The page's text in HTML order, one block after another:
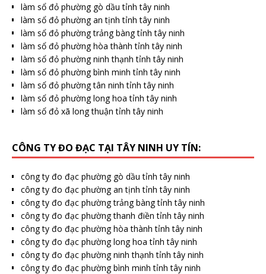
làm sổ đỏ phường gò dầu tỉnh tây ninh
làm sổ đỏ phường an tịnh tỉnh tây ninh
làm sổ đỏ phường trảng bàng tỉnh tây ninh
làm sổ đỏ phường hòa thành tỉnh tây ninh
làm sổ đỏ phường ninh thạnh tỉnh tây ninh
làm sổ đỏ phường bình minh tỉnh tây ninh
làm sổ đỏ phường tân ninh tỉnh tây ninh
làm sổ đỏ phường long hoa tỉnh tây ninh
làm sổ đỏ xã long thuận tỉnh tây ninh
CÔNG TY ĐO ĐẠC TẠI TÂY NINH UY TÍN:
công ty đo đạc phường gò dầu tỉnh tây ninh
công ty đo đạc phường an tịnh tỉnh tây ninh
công ty đo đạc phường trảng bàng tỉnh tây ninh
công ty đo đạc phường thanh điền tỉnh tây ninh
công ty đo đạc phường hòa thành tỉnh tây ninh
công ty đo đạc phường long hoa tỉnh tây ninh
công ty đo đạc phường ninh thạnh tỉnh tây ninh
công ty đo đạc phường bình minh tỉnh tây ninh